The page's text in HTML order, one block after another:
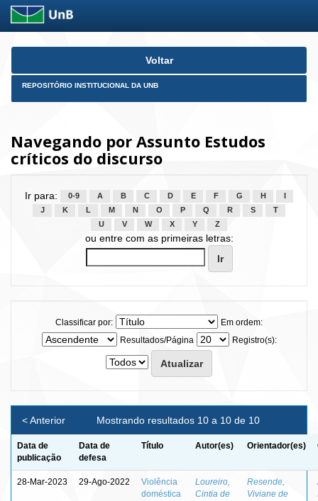
Skip
Voltar
REPOSITÓRIO INSTITUCIONAL DA UNB
Navegando por Assunto Estudos
críticos do discurso
Ir para: 0-9 A B C D E F G H
J
K L M N O P Q R S
T
U
V W X Y Z
ou entre com as primeiras letras:
Classificar por:
Em ordem:
Resultados/Página
Registro(s):
Mostrando resultados 10 a 10 de 10
< Anterior
Data de
publicação
Data de
defesa
Título Autor(es) Orientador(es)
28-Mar-2023 29-Ago-2022
Violência
doméstica
Loureiro,
Cintia de
Resende,
Viviane de